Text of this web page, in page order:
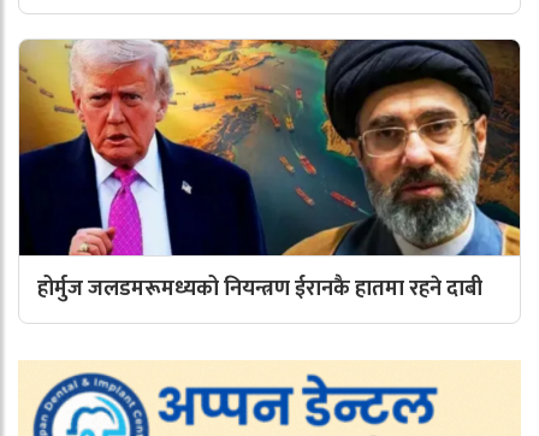
होर्मुज जलडमरूमध्यको नियन्त्रण ईरानकै हातमा रहने दाबी